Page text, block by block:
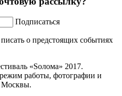
Подписаться
о предстоящих событиях
«Sолома» 2017.
работы, фотографии и
Москвы.